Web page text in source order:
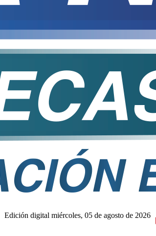
Edición digital miércoles, 05 de agosto de 2026